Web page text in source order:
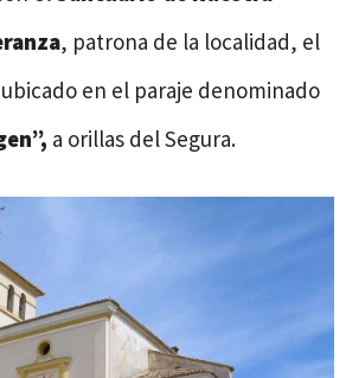
, patrona de la localidad, el
en el paraje denominado
a orillas del Segura.